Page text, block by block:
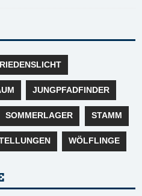
JUNGPFADFINDER
SOMMERLAGER STAMM
WÖLFLINGE